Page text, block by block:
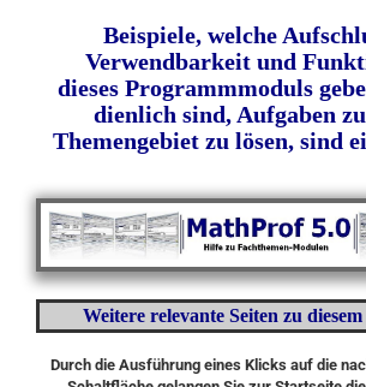
Beispiele, welche
Verwendbarkeit und
dieses Programmmoduls
dienlich sind, Aufgaben
Themengebiet zu lösen, sind
Weitere relevante Seiten zu
Durch die Ausführung eines Klicks auf die